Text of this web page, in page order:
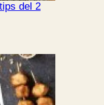
del 2